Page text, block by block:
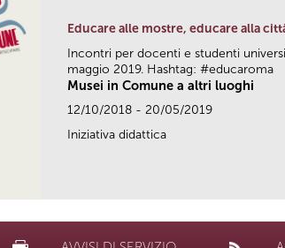
Educare alle mostre, educare alla
Incontri per docenti e studenti
maggio 2019. Hashtag: #educaroma
Musei in Comune a altri luoghi
12/10/2018 - 20/05/2019
Iniziativa didattica